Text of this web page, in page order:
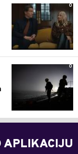
0
0
APLIKACIJU